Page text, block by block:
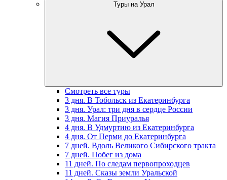
Туры на Урал
Смотреть все туры
3 дня. В Тобольск из Екатеринбурга
3 дня. Урал: три дня в сердце России
3 дня. Магия Приуралья
4 дня. В Удмуртию из Екатеринбурга
4 дня. От Перми до Екатеринбурга
7 дней. Вдоль Великого Сибирского тракта
7 дней. Побег из дома
11 дней. По следам первопроходцев
11 дней. Сказы земли Уральской